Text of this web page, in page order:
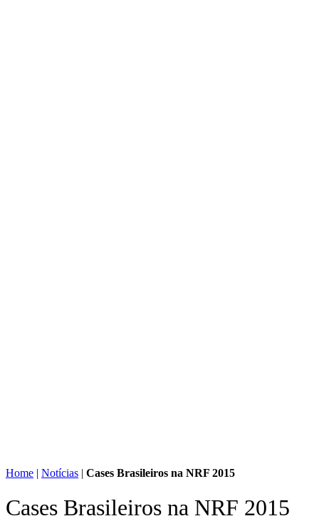
Home | Notícias | Cases Brasileiros na NRF 2015
Cases Brasileiros na NRF 2015